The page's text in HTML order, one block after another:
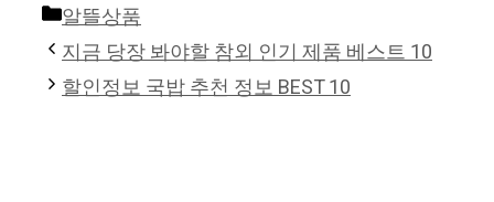
Categories
알뜰상품
지금 당장 봐야할 참외 인기 제품 베스트 10
할인정보 국밥 추천 정보 BEST 10